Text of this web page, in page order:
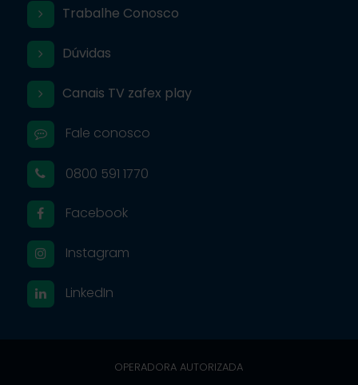
Trabalhe Conosco
Dúvidas
Canais TV zafex play
Fale conosco
0800 591 1770
Facebook
Instagram
LinkedIn
OPERADORA AUTORIZADA